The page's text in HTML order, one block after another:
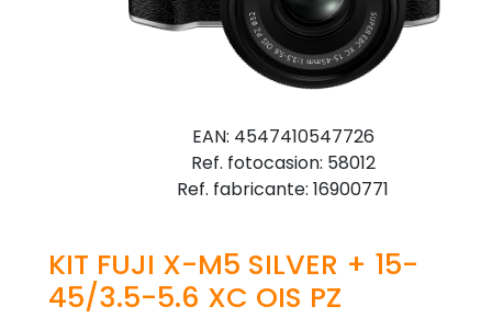
EAN: 4547410547726
Ref. fotocasion: 58012
Ref. fabricante: 16900771
KIT FUJI X-M5 SILVER + 15-
45/3.5-5.6 XC OIS PZ